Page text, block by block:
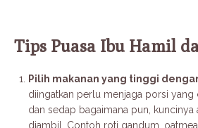
Tips Puasa Ibu Hamil
Pilih makanan yang tinggi
diingatkan perlu menjaga porsi yang
dan sedap bagaimana pun, kuncinya
diambil. Contoh roti gandum,